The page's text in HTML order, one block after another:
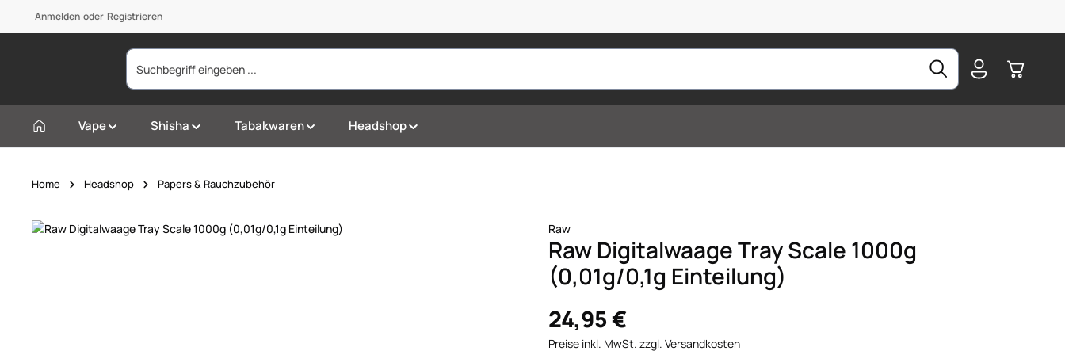
Zur Hauptnavigation springen
Anmelden oder Registrieren
Vape Shisha Tabakwaren Headshop
Home Headshop Papers & Rauchzubehör
Bildergalerie überspringen Raw
Raw Digitalwaage Tray Scale 1000g
(0,01g/0,1g Einteilung)
24,95 €
Preise inkl. MwSt. zzgl. Versandkosten